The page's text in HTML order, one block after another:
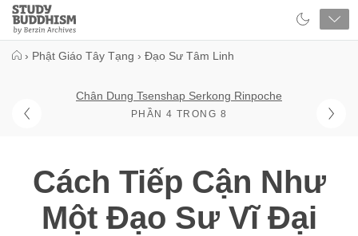
Close
Study
Buddhism
› Phật Giáo Tây Tạng › Đạo Sư Tâm Linh
Chân Dung Tsenshap Serkong Rinpoche
PHẦN 4 TRONG 8
Cách Tiếp Cận Như
Một Đạo Sư Vĩ Đại